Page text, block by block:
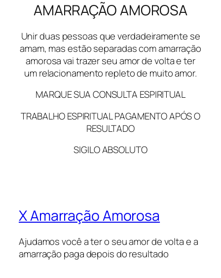
AMARRAÇÃO AMOROSA
Unir duas pessoas que verdadeiramente se
amam, mas estão separadas com amarração
amorosa vai trazer seu amor de volta e ter
um relacionamento repleto de muito amor.
MARQUE SUA CONSULTA ESPIRITUAL
TRABALHO ESPIRITUAL PAGAMENTO APÓS O
RESULTADO
SIGILO ABSOLUTO
X Amarração Amorosa
Ajudamos você a ter o seu amor de volta e a
amarração paga depois do resultado